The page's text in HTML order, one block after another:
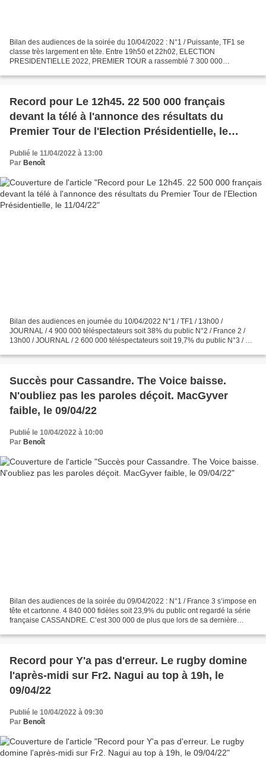
Bilan des audiences de la soirée du 10/04/2022 : N°1 / Puissante, TF1 se
classe très largement en tête. Entre 19h50 et 22h02, ELECTION
PRESIDENTIELLE 2022, PREMIER TOUR a rassemblé 7 300 000
Record pour Le 12h45. 22 500 000 français
devant la télé à l'annonce des résultats du
Premier Tour de l'Election Présidentielle, le
Publié le 11/04/2022 à 13:00
Par Benoît
Bilan des audiences en journée du 10/04/2022 N°1 / TF1 / 13h00 /
JOURNAL / 4 900 000 téléspectateurs soit 38% du public N°2 / France 2 /
13h00 / JOURNAL / 2 600 000 téléspectateurs soit 19,7% du public N°3 / M6
Succès pour Cassandre. The Voice baisse.
N'oubliez pas les paroles déçoit. MacGyver
faible, le 09/04/22
Publié le 10/04/2022 à 10:00
Par Benoît
Bilan des audiences de la soirée du 09/04/2022 : N°1 / France 3 s’impose en
tête et cartonne. 4 840 000 fidèles soit 23,9% du public ont regardé la série
française CASSANDRE. C’est 300 000 de plus que lors de sa dernière
Record pour Y'a pas d'erreur. Le rugby domine
l'après-midi sur Fr2. Nagui au top à 19h, le
09/04/22
Publié le 10/04/2022 à 09:30
Par Benoît